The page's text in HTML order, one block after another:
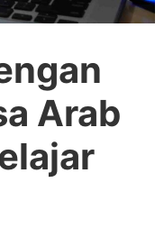
Arab